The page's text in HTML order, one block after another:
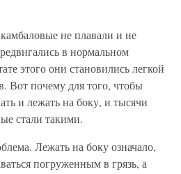
не плавали и не
в нормальном
этого они становились легкой
Вот почему для того, чтобы
и лежать на боку, и тысячи
стали такими.
Лежать на боку означало,
погруженным в грязь, а